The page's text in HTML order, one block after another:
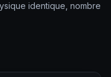
identique, nombre